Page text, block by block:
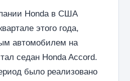
Honda в США
этого года,
автомобилем на
седан Honda Accord.
было реализовано